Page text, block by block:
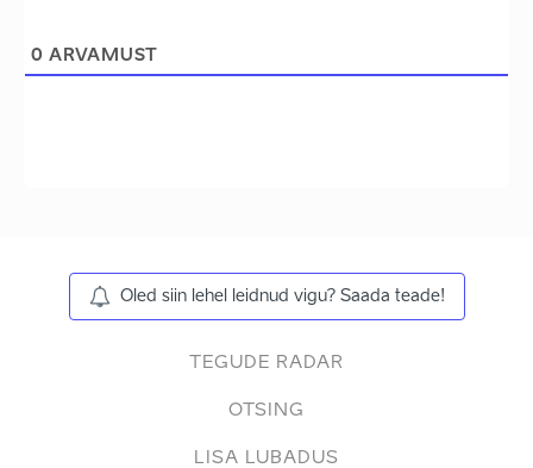
0 ARVAMUST
Oled siin lehel leidnud vigu? Saada teade!
TEGUDE RADAR
OTSING
LISA LUBADUS